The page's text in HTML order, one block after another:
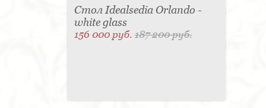
Стол Idealsedia Orlando -
white glass
156 000 руб.187 200 руб.